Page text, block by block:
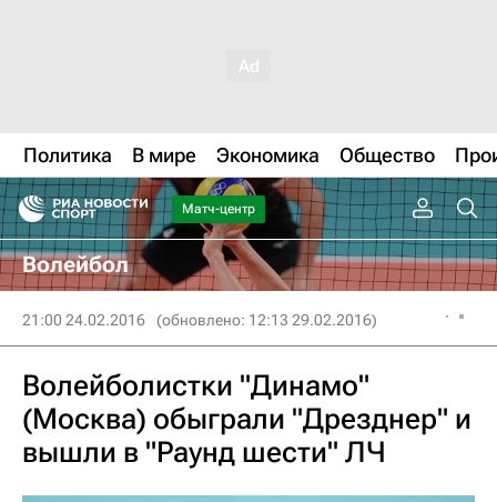
Политика В мире Экономика Общество
Матч-центр
Волейбол
21:00 24.02.2016 (обновлено: 12:13 29.02.2016)
Волейболистки "Динамо"
(Москва) обыграли "Дрезднер" и
вышли в "Раунд шести" ЛЧ